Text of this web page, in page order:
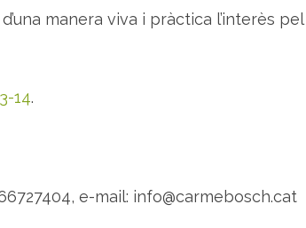
e
r
e
i
manera viva i pràctica l’interès pel
14.
e-mail: info@carmebosch.cat